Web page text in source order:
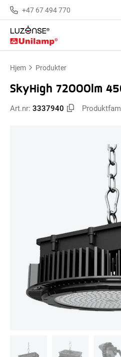
+47 67 494 770
Hjem Produkter
SkyHigh 72000lm
Art.nr: 3337940